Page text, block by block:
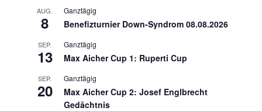
AUG.
8
Ganztägig
Benefizturnier Down-Syndrom 08.08.2026
SEP.
13
Ganztägig
Max Aicher Cup 1: Ruperti Cup
SEP.
20
Ganztägig
Max Aicher Cup 2: Josef Englbrecht
Gedächtnis